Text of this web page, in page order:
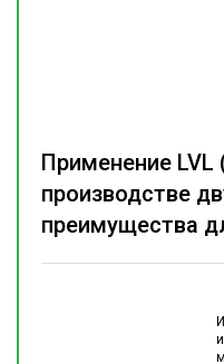
Применение
производстве
преимущества